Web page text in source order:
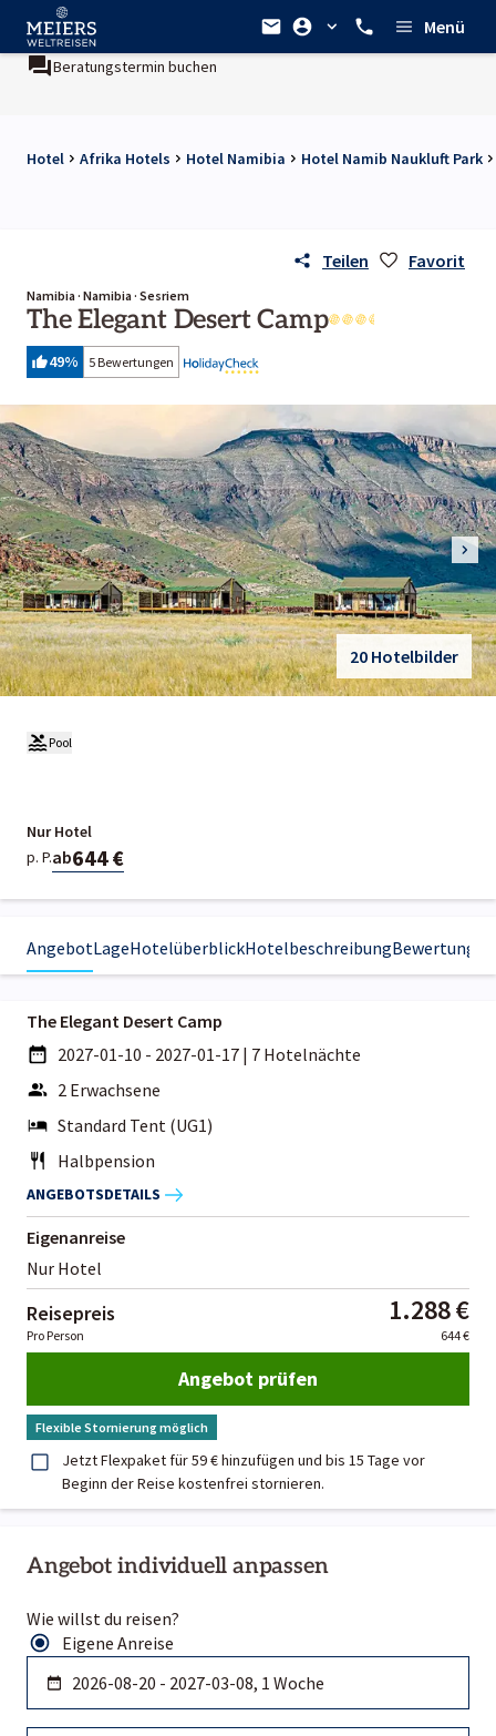
Menü
Beratungstermin buchen
Hotel Afrika Hotels Hotel Namibia Hotel Namib Naukluft Park
Teilen Favorit
Namibia · Namibia · Sesriem
The Elegant Desert Camp
49% 5 Bewertungen
20 Hotelbilder
Pool
Nur Hotel
p. P.ab644 €
AngebotLageHotelüberblickHotelbeschreibungBewertungen
Angebot individuell anpassen
Wie willst du reisen?
Eigene Anreise
The Elegant Desert Camp
2027-01-10 - 2027-01-17 | 7 Hotelnächte
2 Erwachsene
Standard Tent (UG1)
Halbpension
ANGEBOTSDETAILS
Eigenanreise
Nur Hotel
Reisepreis 1.288 €
Pro Person 644 €
Angebot prüfen
Flexible Stornierung möglich
Jetzt Flexpaket für 59 € hinzufügen und bis 15 Tage vor
Beginn der Reise kostenfrei stornieren.